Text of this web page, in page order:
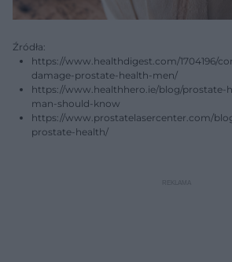
Źródła:
https://www.healthdigest.com/1704196/
damage-prostate-health-men/
https://www.healthhero.ie/blog/prostate-
man-should-know
https://www.prostatelasercenter.com/
prostate-health/